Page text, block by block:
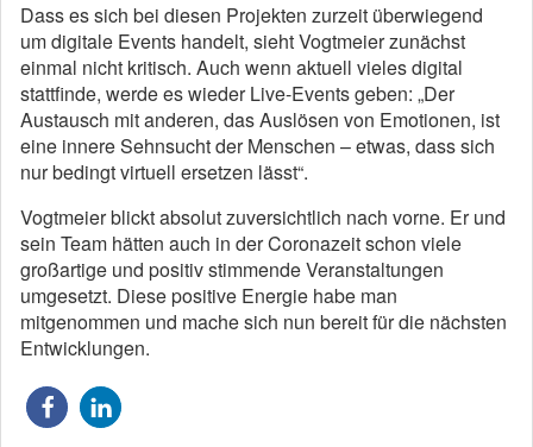
Dass es sich bei diesen Projekten zurzeit überwiegend
um digitale Events handelt, sieht Vogtmeier zunächst
einmal nicht kritisch. Auch wenn aktuell vieles digital
stattfinde, werde es wieder Live-Events geben: „Der
Austausch mit anderen, das Auslösen von Emotionen, ist
eine innere Sehnsucht der Menschen – etwas, dass sich
nur bedingt virtuell ersetzen lässt“.
Vogtmeier blickt absolut zuversichtlich nach vorne. Er und
sein Team hätten auch in der Coronazeit schon viele
großartige und positiv stimmende Veranstaltungen
umgesetzt. Diese positive Energie habe man
mitgenommen und mache sich nun bereit für die nächsten
Entwicklungen.